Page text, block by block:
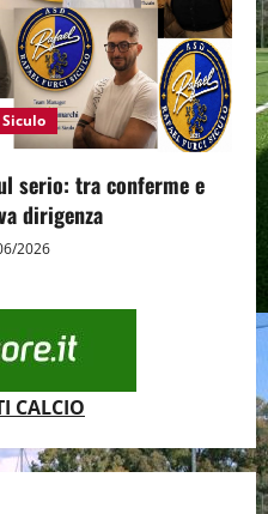
serio: tra conferme e
dirigenza
2026
CALCIO